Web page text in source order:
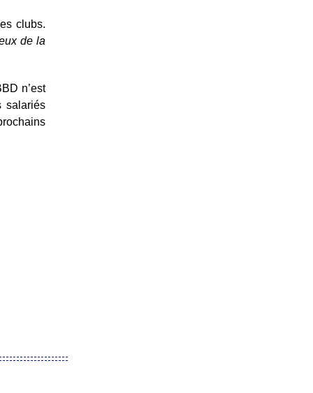
clubs.
de la
n’est
salariés